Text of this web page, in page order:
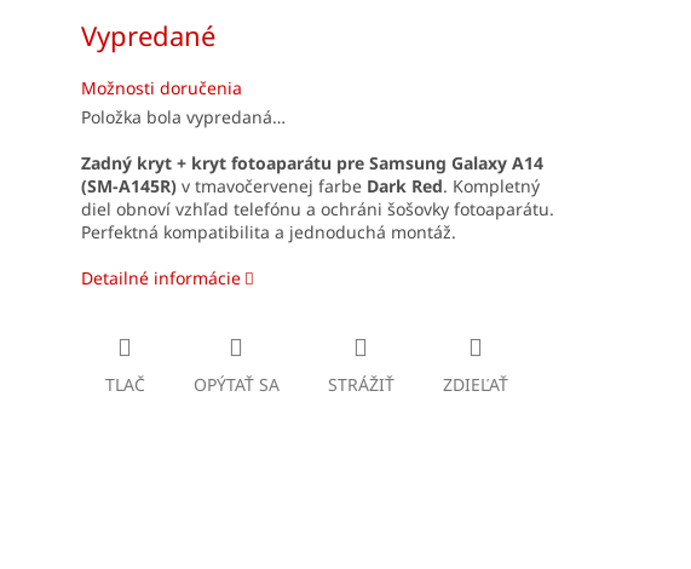
cena:
Vypredané
Možnosti doručenia
Položka bola vypredaná…
Zadný kryt + kryt fotoaparátu pre Samsung Galaxy A14
(SM-A145R)v tmavočervenej farbe Dark Red. Kompletný
diel obnoví vzhľad telefónu a ochráni šošovky fotoaparátu.
Perfektná kompatibilita a jednoduchá montáž.
Detailné informácie
TLAČ OPÝTAŤ SA STRÁŽIŤ ZDIEĽAŤ